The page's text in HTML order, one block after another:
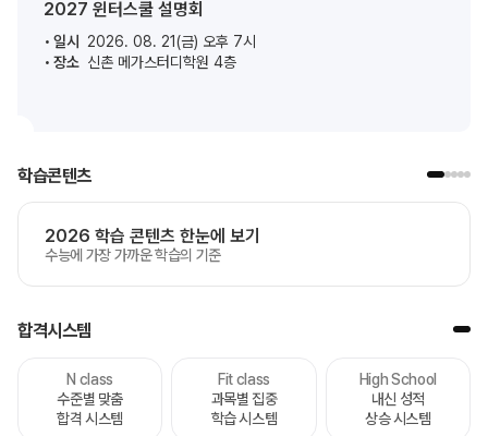
2027 윈터스쿨 설명회
일시 2026. 08. 21(금) 오후 7시
장소 신촌 메가스터디학원 4층
학습콘텐츠
2026 학습 콘텐츠 한눈에 보기
수능에 가장 가까운 학습의 기준
합격시스템
N class
수준별 맞춤
합격 시스템
Fit class
과목별 집중
학습 시스템
High School
내신 성적
상승 시스템